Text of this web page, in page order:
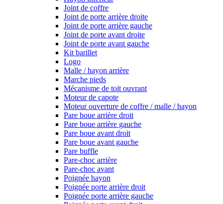
Joint de coffre
Joint de porte arrière droite
Joint de porte arrière gauche
Joint de porte avant droite
Joint de porte avant gauche
Kit barillet
Logo
Malle / hayon arrière
Marche pieds
Mécanisme de toit ouvrant
Moteur de capote
Moteur ouverture de coffre / malle / hayon
Pare boue arrière droit
Pare boue arrière gauche
Pare boue avant droit
Pare boue avant gauche
Pare buffle
Pare-choc arrière
Pare-choc avant
Poignée hayon
Poignée porte arrière droit
Poignée porte arrière gauche